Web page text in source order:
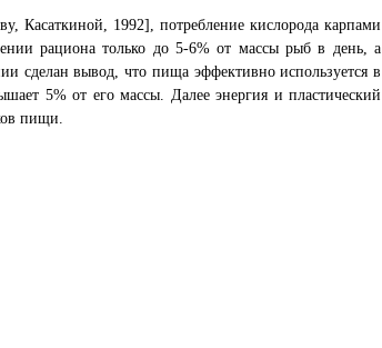
1992], потребление кислорода карпами
рациона только до 5-6% от массы рыб в день, а
сделан вывод, что пища эффективно используется в
5% от его массы. Далее энергия и пластический
пищи.